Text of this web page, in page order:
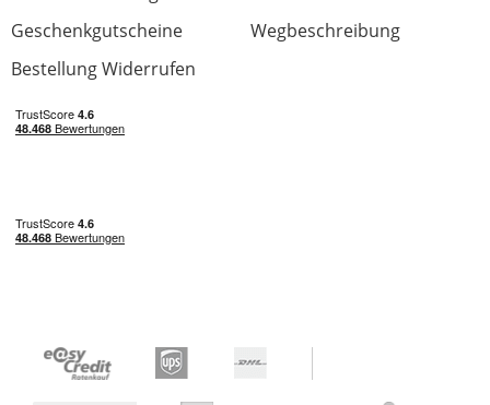
Geschenkgutscheine
Wegbeschreibung
Bestellung Widerrufen